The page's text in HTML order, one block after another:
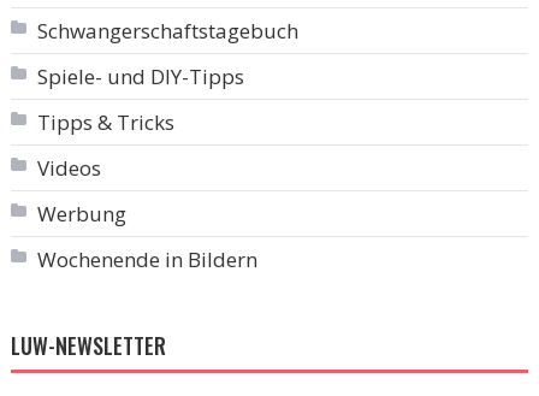
Schwangerschaftstagebuch
Spiele- und DIY-Tipps
Tipps & Tricks
Videos
Werbung
Wochenende in Bildern
LUW-NEWSLETTER